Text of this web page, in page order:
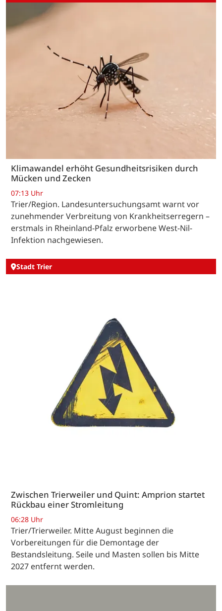
Klimawandel erhöht Gesundheitsrisiken durch
Mücken und Zecken
07:13 Uhr
Trier/Region. Landesuntersuchungsamt warnt vor
zunehmender Verbreitung von Krankheitserregern –
erstmals in Rheinland-Pfalz erworbene West-Nil-
Infektion nachgewiesen.
Stadt Trier
Zwischen Trierweiler und Quint: Amprion startet
Rückbau einer Stromleitung
06:28 Uhr
Trier/Trierweiler. Mitte August beginnen die
Vorbereitungen für die Demontage der
Bestandsleitung. Seile und Masten sollen bis Mitte
2027 entfernt werden.